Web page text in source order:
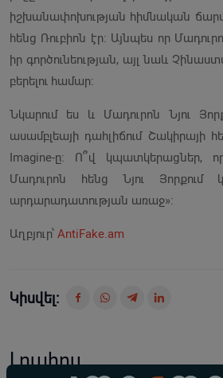
իշխանափոխության հիմնական
հենց Ռուբիոն էր։ Այնպես որ
իր գործունեության, այլ նաև
բերելու համար։
Նկարում ես և Մադուրոն Նյու
ասամբլեայի դահլիճում Շակիրայի
Imagine-ը։ Ո՞վ
Մադուրոն հենց Նյու Յորքում
արդարադատության առաջ»։
Աղբյուր՝ AntiFake.am
Կիսվել:
Լրահոս